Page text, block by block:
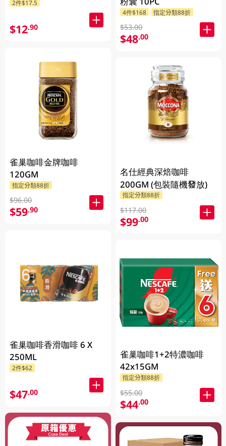
2件$17.5
$12.90
雀巢咖啡金牌咖啡
120GM
指定分類88折
$96.00
$59.90
雀巢咖啡香滑咖啡 6 X
250ML
2件$62
$47.00
4件$168 指定分類88折
$53.00
$48.00
名仕經典深焙咖啡
200GM (包裝隨機發放)
指定分類88折
$117.00
$99.00
雀巢咖啡1+2特濃咖啡
42x15GM
指定分類88折
$55.00
$44.00